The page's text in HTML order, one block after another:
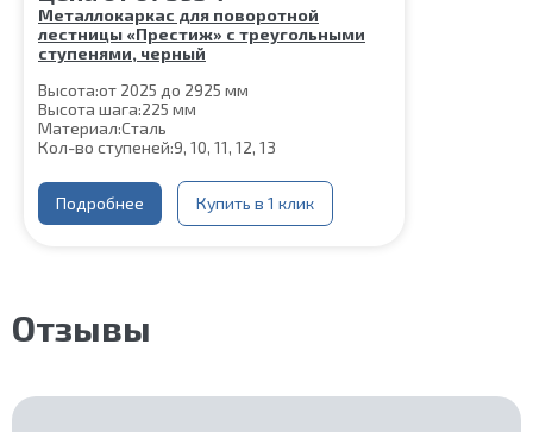
Металлокаркас для поворотной
лестницы «Престиж» с треугольными
ступенями, черный
Высота:от 2025 до 2925 мм
Высота шага:225 мм
Материал:Сталь
Кол-во ступеней:9, 10, 11, 12, 13
Подробнее Купить в 1 клик
Отзывы